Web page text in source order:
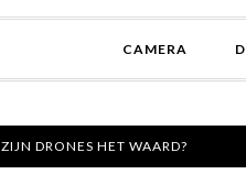
CAMERA
ZIJN DRONES HET WAARD?